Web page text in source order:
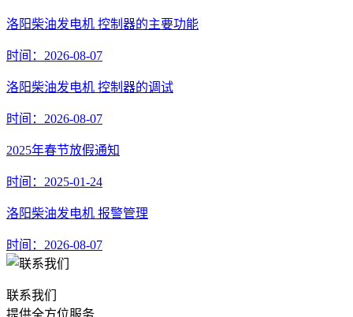
洛阳柴油发电机 控制器的主要功能
时间：2026-08-07
洛阳柴油发电机 控制器的调试
时间：2026-08-07
2025年春节放假通知
时间：2025-01-24
洛阳柴油发电机 报警管理
时间：2026-08-07
联系我们
提供全方位服务